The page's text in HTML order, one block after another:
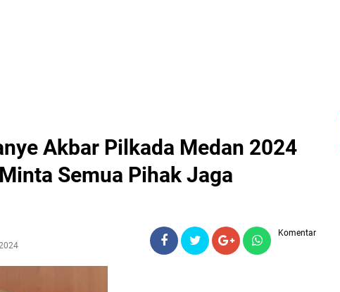
Akbar Pilkada Medan 2024
Semua Pihak Jaga
Komentar